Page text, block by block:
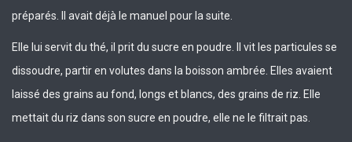
préparés. Il avait déjà le manuel pour la suite.
Elle lui servit du thé, il prit du sucre en poudre. Il vit les particules se
dissoudre, partir en volutes dans la boisson ambrée. Elles avaient
laissé des grains au fond, longs et blancs, des grains de riz. Elle
mettait du riz dans son sucre en poudre, elle ne le filtrait pas.